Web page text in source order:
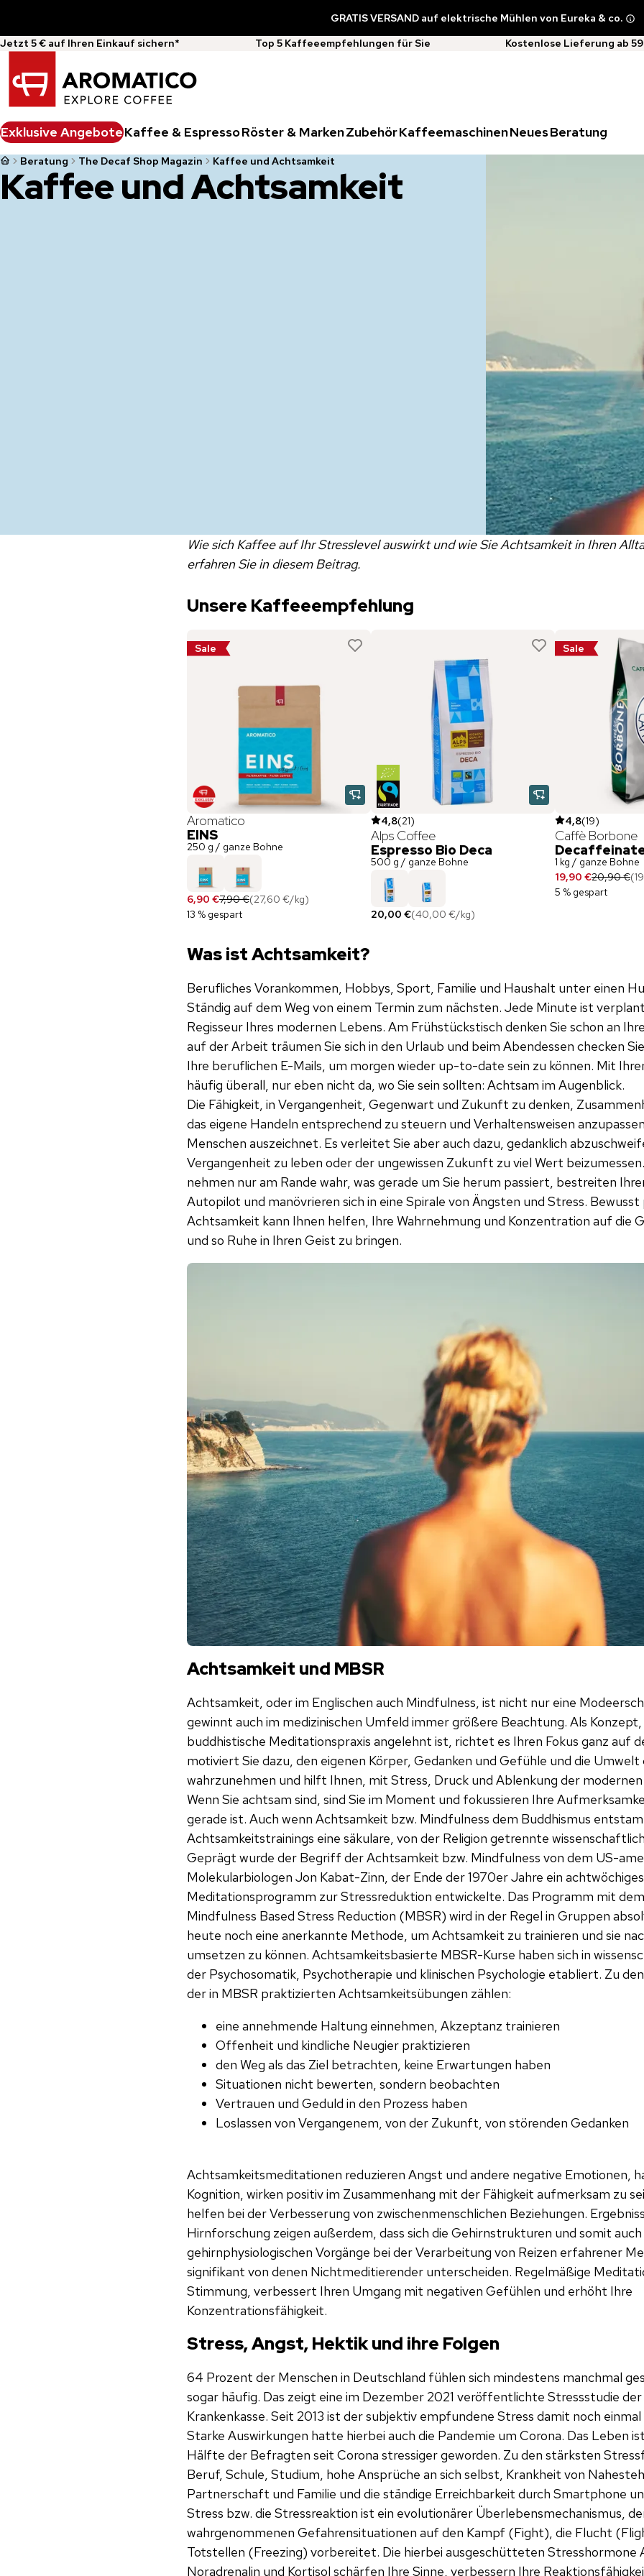
GRATIS VERSAND auf elektrische Mühlen von Eureka & co.
Jetzt 5 € auf Ihren Einkauf sichern*
Top 5 Kaffeeempfehlungen für Sie Kostenlose Lieferung ab
Exklusive AngeboteKaffee & EspressoRöster & MarkenZubehörKaffeemaschinenNeuesBeratung
Beratung The Decaf Shop Magazin Kaffee und Achtsamkeit
Kaffee und Achtsamkeit
Wie sich Kaffee auf Ihr Stresslevel auswirkt und wie Sie Achtsamkeit in Ihren
erfahren Sie in diesem Beitrag.
Unsere Kaffeeempfehlung
Sale
Aromatico
EINS
250 g / ganze Bohne
6,90 €7,90 €(27,60 €/kg)
13 % gespart
4,8(21)
Alps Coffee
Espresso Bio Deca
500 g / ganze Bohne
20,00 €(40,00 €/kg)
Sale
4,8(19)
Caffè Borbone
1 kg / ganze Bohne
19,90 €20,90 €(
5 % gespart
Was ist Achtsamkeit?
Berufliches Vorankommen, Hobbys, Sport, Familie und Haushalt unter einen
Ständig auf dem Weg von einem Termin zum nächsten. Jede Minute ist
Regisseur Ihres modernen Lebens. Am Frühstückstisch denken Sie schon an
auf der Arbeit träumen Sie sich in den Urlaub und beim Abendessen checken
Ihre beruflichen E-Mails, um morgen wieder up-to-date sein zu können. Mit
häufig überall, nur eben nicht da, wo Sie sein sollten: Achtsam im Augenblick.
Die Fähigkeit, in Vergangenheit, Gegenwart und Zukunft zu denken,
das eigene Handeln entsprechend zu steuern und Verhaltensweisen
Menschen auszeichnet. Es verleitet Sie aber auch dazu, gedanklich
Vergangenheit zu leben oder der ungewissen Zukunft zu viel Wert beizumessen.
nehmen nur am Rande wahr, was gerade um Sie herum passiert, bestreiten
Autopilot und manövrieren sich in eine Spirale von Ängsten und Stress.
Achtsamkeit kann Ihnen helfen, Ihre Wahrnehmung und Konzentration auf die
und so Ruhe in Ihren Geist zu bringen.
Achtsamkeit und MBSR
Achtsamkeit, oder im Englischen auch Mindfulness, ist nicht nur eine
gewinnt auch im medizinischen Umfeld immer größere Beachtung. Als Konzept,
buddhistische Meditationspraxis angelehnt ist, richtet es Ihren Fokus ganz auf
motiviert Sie dazu, den eigenen Körper, Gedanken und Gefühle und die Umwelt
wahrzunehmen und hilft Ihnen, mit Stress, Druck und Ablenkung der
Wenn Sie achtsam sind, sind Sie im Moment und fokussieren Ihre
gerade ist. Auch wenn Achtsamkeit bzw. Mindfulness dem Buddhismus
Achtsamkeitstrainings eine säkulare, von der Religion getrennte
Geprägt wurde der Begriff der Achtsamkeit bzw. Mindfulness von dem US-
Molekularbiologen Jon Kabat-Zinn, der Ende der 1970er Jahre ein achtwöchiges
Meditationsprogramm zur Stressreduktion entwickelte. Das Programm mit
Mindfulness Based Stress Reduction (MBSR) wird in der Regel in Gruppen
heute noch eine anerkannte Methode, um Achtsamkeit zu trainieren und sie
umsetzen zu können. Achtsamkeitsbasierte MBSR-Kurse haben sich in
der Psychosomatik, Psychotherapie und klinischen Psychologie etabliert. Zu
der in MBSR praktizierten Achtsamkeitsübungen zählen:
eine annehmende Haltung einnehmen, Akzeptanz trainieren
Offenheit und kindliche Neugier praktizieren
den Weg als das Ziel betrachten, keine Erwartungen haben
Situationen nicht bewerten, sondern beobachten
Vertrauen und Geduld in den Prozess haben
Loslassen von Vergangenem, von der Zukunft, von störenden Gedanken
Achtsamkeitsmeditationen reduzieren Angst und andere negative Emotionen,
Kognition, wirken positiv im Zusammenhang mit der Fähigkeit aufmerksam zu
helfen bei der Verbesserung von zwischenmenschlichen Beziehungen.
Hirnforschung zeigen außerdem, dass sich die Gehirnstrukturen und somit auch
gehirnphysiologischen Vorgänge bei der Verarbeitung von Reizen erfahrener
signifikant von denen Nichtmeditierender unterscheiden. Regelmäßige
Stimmung, verbessert Ihren Umgang mit negativen Gefühlen und erhöht Ihre
Konzentrationsfähigkeit.
Stress, Angst, Hektik und ihre Folgen
64 Prozent der Menschen in Deutschland fühlen sich mindestens manchmal
sogar häufig. Das zeigt eine im Dezember 2021 veröffentlichte Stressstudie der
Krankenkasse. Seit 2013 ist der subjektiv empfundene Stress damit noch
Starke Auswirkungen hatte hierbei auch die Pandemie um Corona. Das Leben
Hälfte der Befragten seit Corona stressiger geworden. Zu den stärksten
Beruf, Schule, Studium, hohe Ansprüche an sich selbst, Krankheit von
Partnerschaft und Familie und die ständige Erreichbarkeit durch Smartphone
Stress bzw. die Stressreaktion ist ein evolutionärer Überlebensmechanismus,
wahrgenommenen Gefahrensituationen auf den Kampf (Fight), die Flucht
Totstellen (Freezing) vorbereitet. Die hierbei ausgeschütteten Stresshormone
Noradrenalin und Kortisol schärfen Ihre Sinne, verbessern Ihre